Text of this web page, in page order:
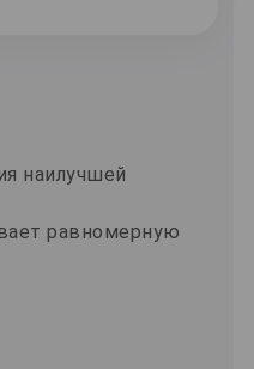
наилучшей
равномерную